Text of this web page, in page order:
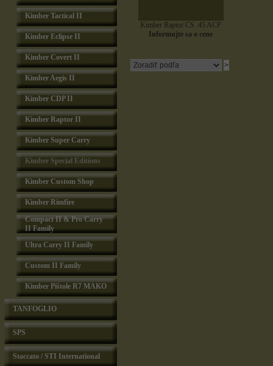
Kimber Tactical II
Kimber Eclipse II
Kimber Covert II
Kimber Aegis II
Kimber CDP II
Kimber Raptor II
Kimber Super Carry
Kimber Special Editions
Kimber Custom Shop
Kimber Rimfire
Compact II & Pro Carry
II Family
Ultra Carry II Family
Custom II Family
Kimber Pištole R7 MAKO
TANFOGLIO
SPS
Staccato / STI International
Kimber Raptor CS .45 ACP
Informujte sa o cene